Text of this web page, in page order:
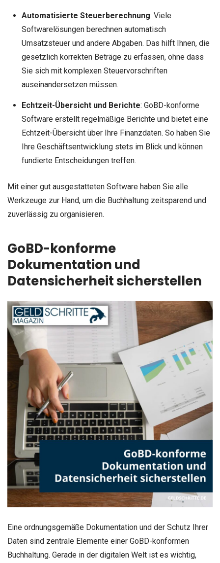
Automatisierte Steuerberechnung: Viele
Softwarelösungen berechnen automatisch
Umsatzsteuer und andere Abgaben. Das hilft Ihnen, die
gesetzlich korrekten Beträge zu erfassen, ohne dass
Sie sich mit komplexen Steuervorschriften
auseinandersetzen müssen.
Echtzeit-Übersicht und Berichte: GoBD-konforme
Software erstellt regelmäßige Berichte und bietet eine
Echtzeit-Übersicht über Ihre Finanzdaten. So haben Sie
Ihre Geschäftsentwicklung stets im Blick und können
fundierte Entscheidungen treffen.
Mit einer gut ausgestatteten Software haben Sie alle
Werkzeuge zur Hand, um die Buchhaltung zeitsparend und
zuverlässig zu organisieren.
GoBD-konforme
Dokumentation und
Datensicherheit sicherstellen
Eine ordnungsgemäße Dokumentation und der Schutz Ihrer
Daten sind zentrale Elemente einer GoBD-konformen
Buchhaltung. Gerade in der digitalen Welt ist es wichtig,